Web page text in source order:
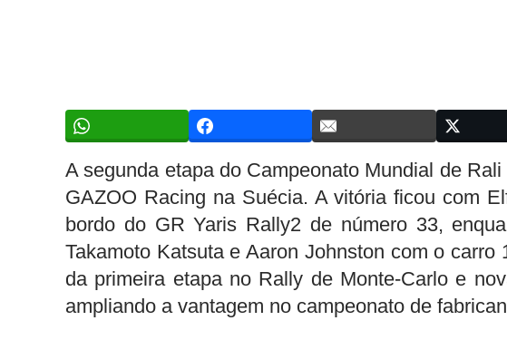
A segunda etapa do Campeonato Mundial de
GAZOO Racing na Suécia. A vitória ficou com
bordo do GR Yaris Rally2 de número 33,
Takamoto Katsuta e Aaron Johnston com o
da primeira etapa no Rally de Monte-Carlo e
ampliando a vantagem no campeonato de